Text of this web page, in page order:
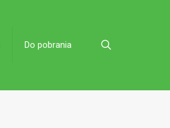
Do pobrania